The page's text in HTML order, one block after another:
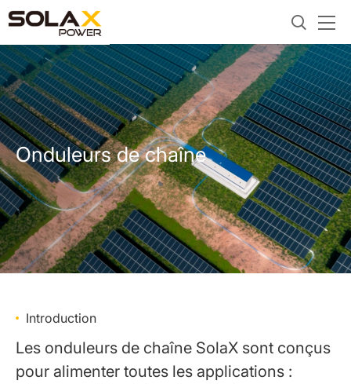
Onduleurs de chaîne
Introduction
Les onduleurs de chaîne SolaX sont conçus
pour alimenter toutes les applications :